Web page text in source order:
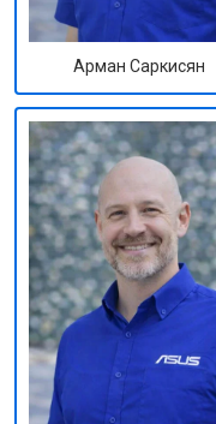
Арман Саркисян